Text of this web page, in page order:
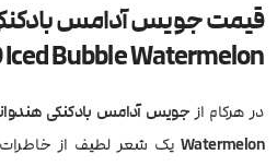
قیمت جویس آدامس
Iced Bubble Watermelon
در هرکام از
Watermelon یک شعر لطیف از خاطرات